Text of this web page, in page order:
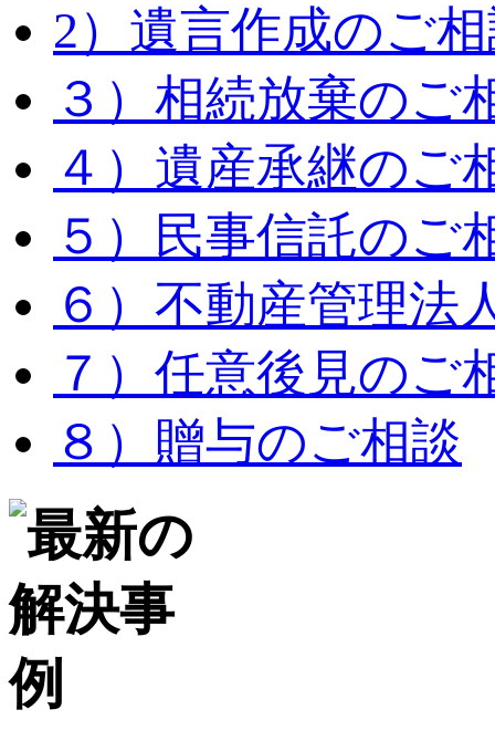
2）遺言作成のご
３）相続放棄のご
４）遺産承継のご
５）民事信託のご
６）不動産管理法
７）任意後見のご
８）贈与のご相談